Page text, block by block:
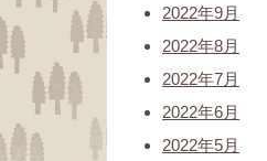
2022年9月
2022年8月
2022年7月
2022年6月
2022年5月